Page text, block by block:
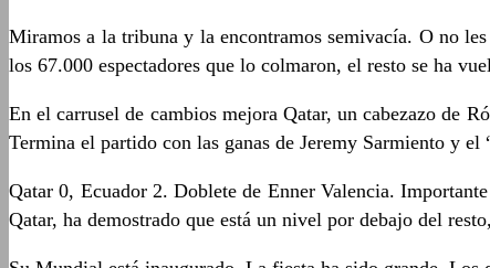
Miramos a la tribuna y la encontramos semivacía. O no
los 67.000 espectadores que lo colmaron, el resto se ha
En el carrusel de cambios mejora Qatar, un cabezazo de
Termina el partido con las ganas de Jeremy Sarmiento y el
Qatar 0, Ecuador 2. Doblete de Enner Valencia.
Qatar, ha demostrado que está un nivel por debajo del